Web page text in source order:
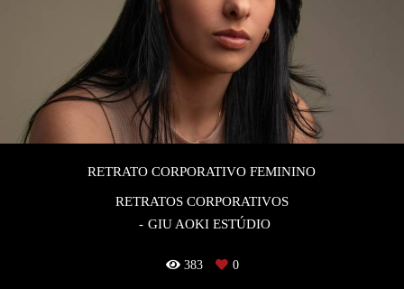
RETRATO CORPORATIVO FEMININO
RETRATOS CORPORATIVOS
GIU AOKI ESTÚDIO
383 0